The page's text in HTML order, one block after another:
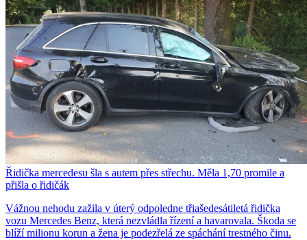
Řidička mercedesu šla s autem přes střechu. Měla 1,70 promile a
přišla o řidičák
Vážnou nehodu zažila v úterý odpoledne třiašedesátiletá řidička
vozu Mercedes Benz, která nezvládla řízení a havarovala. Škoda se
blíží milionu korun a žena je podezřelá ze spáchání trestného činu.